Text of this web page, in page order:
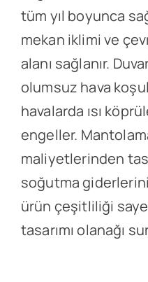
tüm yıl boyunca
mekan iklimi ve
alanı sağlanır.
olumsuz hava
havalarda ısı
engeller.
maliyetlerinden
soğutma giderlerini
ürün çeşitliliği
tasarımı olanağı